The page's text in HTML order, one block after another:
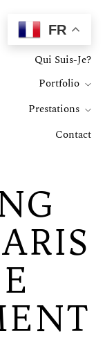
Home
Qui Suis-Je?
Portfolio
Prestations
Contact
FR